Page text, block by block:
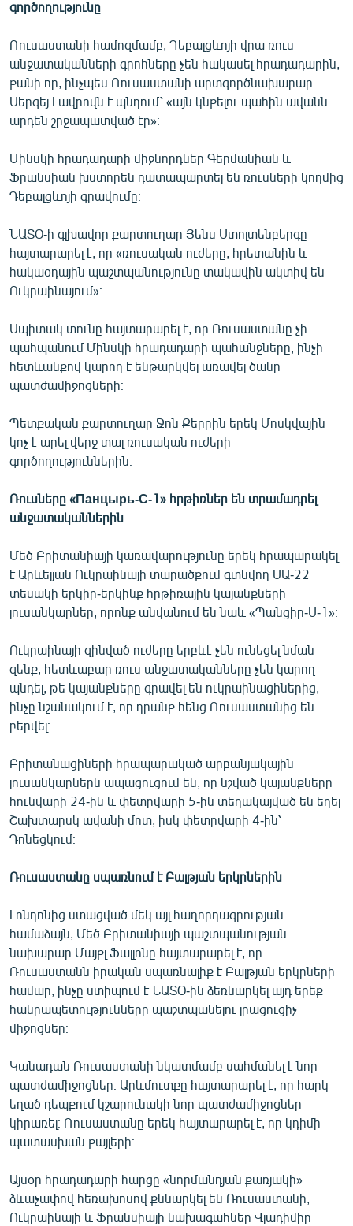
գործողությունը
Ռուսաստանի համոզմամբ, Դեբալցևոյի վրա ռուս
անջատականների գրոհները չեն հակասել հրադադարին,
քանի որ, ինչպես Ռուսաստանի արտգործնախարար
Սերգեյ Լավրովն է պնդում՝ «այն կնքելու պահին ավանն
արդեն շրջապատված էր»։
Մինսկի հրադադարի միջնորդներ Գերմանիան և
Ֆրանսիան խստորեն դատապարտել են ռուսների կողմից
Դեբալցևոյի գրավումը։
ՆԱՏՕ-ի գլխավոր քարտուղար Յենս Ստոլտենբերգը
հայտարարել է, որ «ռուսական ուժերը, հրետանին և
հակաօդային պաշտպանությունը տակավին ակտիվ են
Ուկրաինայում»։
Սպիտակ տունը հայտարարել է, որ Ռուսաստանը չի
պահպանում Մինսկի հրադադարի պահանջները, ինչի
հետևանքով կարող է ենթարկվել առավել ծանր
պատժամիջոցների։
Պետքական քարտուղար Ջոն Քերրին երեկ Մոսկվային
կոչ է արել վերջ տալ ռուսական ուժերի
գործողություններին։
Ռուսները «Панцырь-С-1» հրթիռներ են տրամադրել
անջատականներին
Մեծ Բրիտանիայի կառավարությունը երեկ հրապարակել
է Արևելյան Ուկրաինայի տարածքում գտնվող ՍԱ-22
տեսակի երկիր-երկինք հրթիռային կայանքների
լուսանկարներ, որոնք անվանում են նաև «Պանցիր-Ս-1»։
Ուկրաինայի զինված ուժերը երբևէ չեն ունեցել նման
զենք, հետևաբար ռուս անջատականները չեն կարող
պնդել, թե կայանքները գրավել են ուկրաինացիներից,
ինչը նշանակում է, որ դրանք հենց Ռուսաստանից են
բերվել։
Բրիտանացիների հրապարակած արբանյակային
լուսանկարներն ապացուցում են, որ նշված կայանքները
հունվարի 24-ին և փետրվարի 5-ին տեղակայված են եղել
Շախտարսկ ավանի մոտ, իսկ փետրվարի 4-ին՝
Դոնեցկում։
Ռուսաստանը սպառնում է Բալթյան երկրներին
Լոնդոնից ստացված մեկ այլ հաղորդագրության
համաձայն, Մեծ Բրիտանիայի պաշտպանության
նախարար Մայքլ Ֆալլոնը հայտարարել է, որ
Ռուսաստանն իրական սպառնալիք է Բալթյան երկրների
համար, ինչը ստիպում է ՆԱՏՕ-ին ձեռնարկել այդ երեք
հանրապետությունները պաշտպանելու լրացուցիչ
միջոցներ։
Կանադան Ռուսաստանի նկատմամբ սահմանել է նոր
պատժամիջոցներ։ Արևմուտքը հայտարարել է, որ հարկ
եղած դեպքում կշարունակի նոր պատժամիջոցներ
կիրառել։ Ռուսաստանը երեկ հայտարարել է, որ կդիմի
պատասխան քայլերի։
Այսօր հրադադարի հարցը «նորմանդյան քառյակի»
ձևաչափով հեռախոսով քննարկել են Ռուսաստանի,
Ուկրաինայի և Ֆրանսիայի նախագահներ Վլադիմիր